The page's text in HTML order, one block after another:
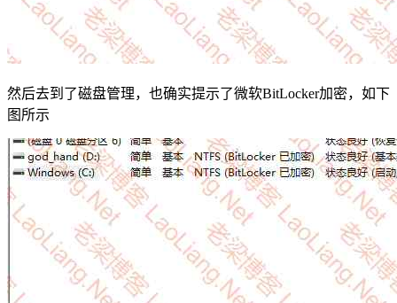
然后去到了磁盘管理，也确实提示了微软BitLocker加密，如下
图所示